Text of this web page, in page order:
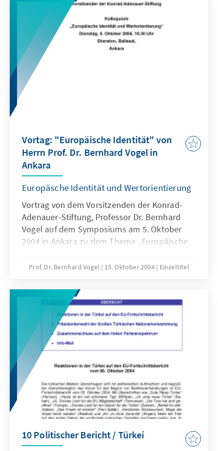
Vortag: "Europäische Identität" von
Herrn Prof. Dr. Bernhard Vogel in
Ankara
Europäsche Identität und Wertorientierung
Vortrag von dem Vorsitzenden der Konrad-
Adenauer-Stiftung, Professor Dr. Bernhard
Vogel auf dem Symposiums am 5. Oktober
2004 in Ankara zu dem Thema „Europäische
Prof. Dr. Bernhard Vogel 15. Oktober 2004 Einzeltitel
10 Politischer Bericht / Türkei